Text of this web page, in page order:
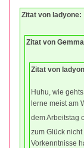
Zitat von ladyone:
Zitat von
Zitat von
Huhu, wie
lerne meist am
dem Arbeitstag
zum Glück
Vorkenntnisse